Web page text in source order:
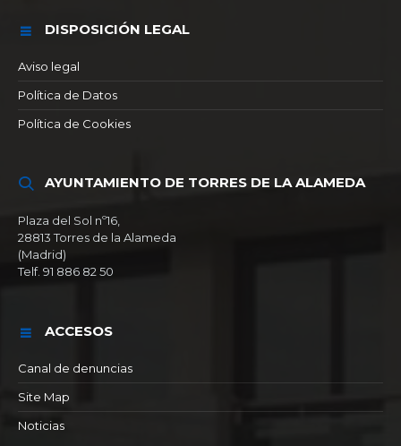
DISPOSICIÓN LEGAL
Aviso legal
Política de Datos
Política de Cookies
AYUNTAMIENTO DE TORRES DE LA ALAMEDA
Plaza del Sol nº16,
28813 Torres de la Alameda
(Madrid)
Telf. 91 886 82 50
ACCESOS
Canal de denuncias
Site Map
Noticias